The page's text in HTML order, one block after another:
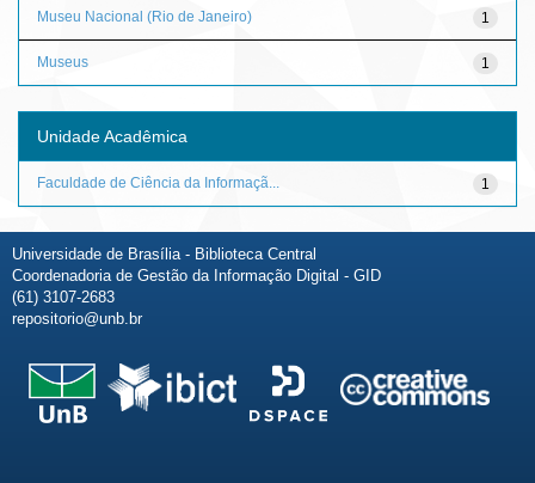
1
Museu Nacional (Rio de Janeiro)
1
Museus
Unidade Acadêmica
1
Faculdade de Ciência da Informaçã...
Universidade de Brasília - Biblioteca Central
Coordenadoria de Gestão da Informação Digital - GID
(61) 3107-2683
repositorio@unb.br